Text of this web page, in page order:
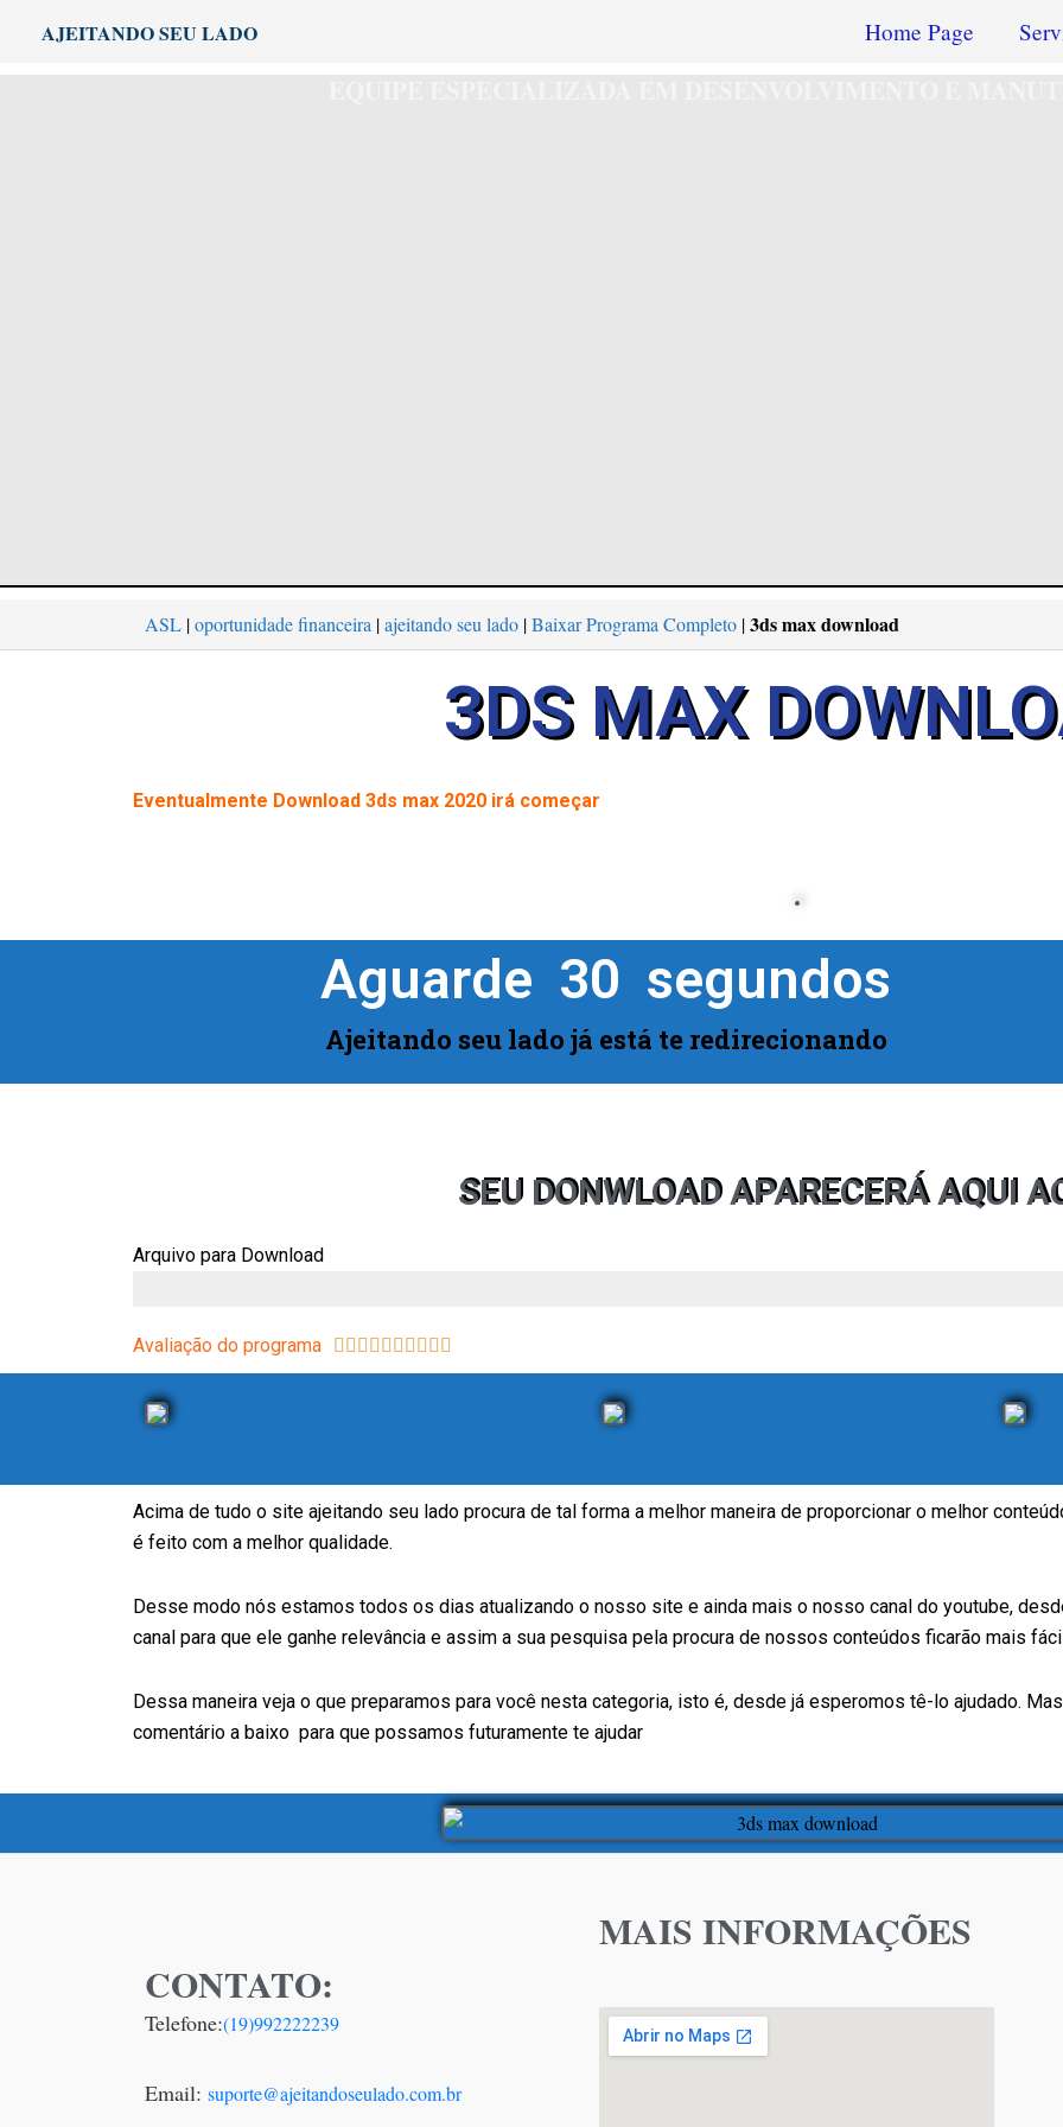
AJEITANDO SEU LADO Home Page
ASL |oportunidade financeira |ajeitando seu lado |Baixar Programa Completo |3ds max download
3DS MAX
Eventualmente Download 3ds max 2020 irá começar
Ajeitando seu lado já está te redirecionando
Aguarde 30
  segundos
SEU DONWLOAD APARECERÁ AQUI
Arquivo para Download
Avaliação do programa          
Acima de tudo o site ajeitando seu lado procura de tal forma a melhor maneira de proporcionar o melhor
é feito com a melhor qualidade.
Desse modo nós estamos todos os dias atualizando o nosso site e ainda mais o nosso canal do youtube,
canal para que ele ganhe relevância e assim a sua pesquisa pela procura de nossos conteúdos ficarão mais
Dessa maneira veja o que preparamos para você nesta categoria, isto é, desde já esperomos tê-lo ajudado.
comentário a baixo para que possamos futuramente te ajudar
CONTATO:
Telefone:(19)992222239
Email: suporte@ajeitandoseulado.com.br
MAIS INFORMAÇÕES